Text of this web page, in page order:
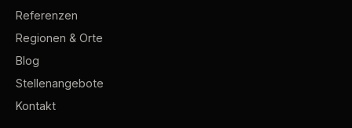
Referenzen
Regionen & Orte
Blog
Stellenangebote
Kontakt